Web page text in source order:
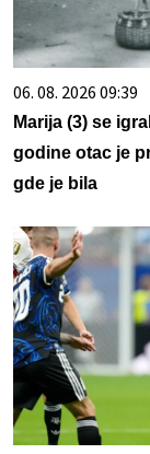
06. 08. 2026 09:39
Marija (3) se
godine otac je
gde je bila